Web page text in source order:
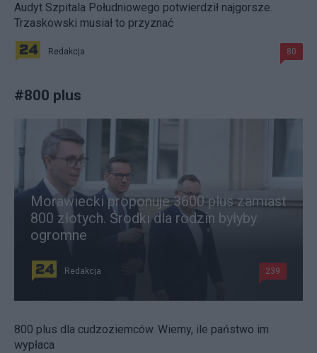
Audyt Szpitala Południowego potwierdził najgorsze.
Trzaskowski musiał to przyznać
Redakcja 80
#800 plus
Morawiecki proponuje 3600 plus zamiast
800 złotych. Środki dla rodzin byłyby
ogromne
Redakcja 239
800 plus dla cudzoziemców. Wiemy, ile państwo im
wypłaca